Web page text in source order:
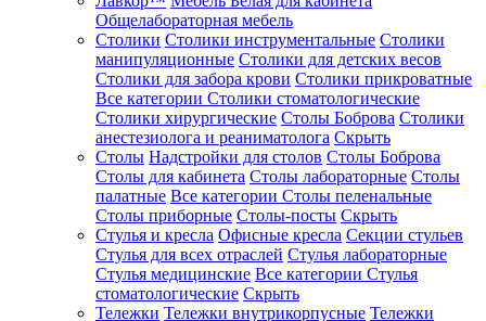
Общелабораторная мебель
Столики Столики инструментальные Столики
манипуляционные Столики для детских весов
Столики для забора крови Столики прикроватные
Все категории Столики стоматологические
Столики хирургические Столы Боброва Столики
анестезиолога и реаниматолога Скрыть
Столы Надстройки для столов Столы Боброва
Столы для кабинета Столы лабораторные Столы
палатные Все категории Столы пеленальные
Столы приборные Столы-посты Скрыть
Стулья и кресла Офисные кресла Секции стульев
Стулья для всех отраслей Стулья лабораторные
Стулья медицинские Все категории Стулья
стоматологические Скрыть
Тележки Тележки внутрикорпусные Тележки